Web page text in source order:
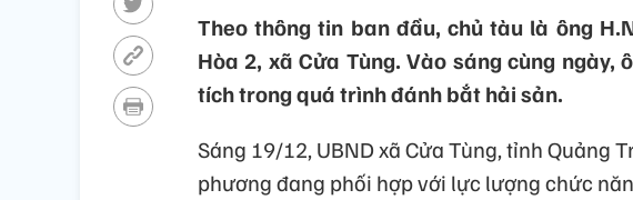
Theo thông tin ban đầu, chủ tàu là ông
Hòa 2, xã Cửa Tùng. Vào sáng cùng ngày,
tích trong quá trình đánh bắt hải sản.
Sáng 19/12, UBND xã Cửa Tùng, tỉnh Quảng
phương đang phối hợp với lực lượng chức